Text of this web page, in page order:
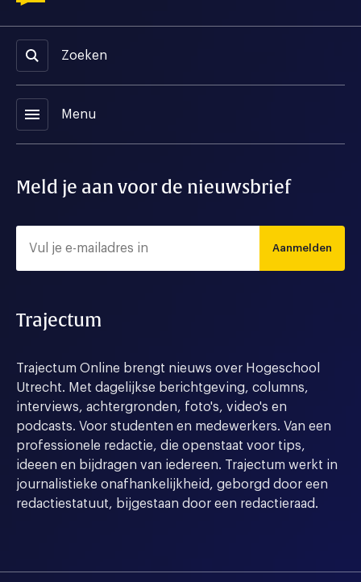
Zoeken
menu Menu
Meld je aan voor de nieuwsbrief
Aanmelden
Trajectum
Trajectum Online brengt nieuws over Hogeschool
Utrecht. Met dagelijkse berichtgeving, columns,
interviews, achtergronden, foto's, video's en
podcasts. Voor studenten en medewerkers. Van een
professionele redactie, die openstaat voor tips,
ideeen en bijdragen van iedereen. Trajectum werkt in
journalistieke onafhankelijkheid, geborgd door een
redactiestatuut, bijgestaan door een redactieraad.